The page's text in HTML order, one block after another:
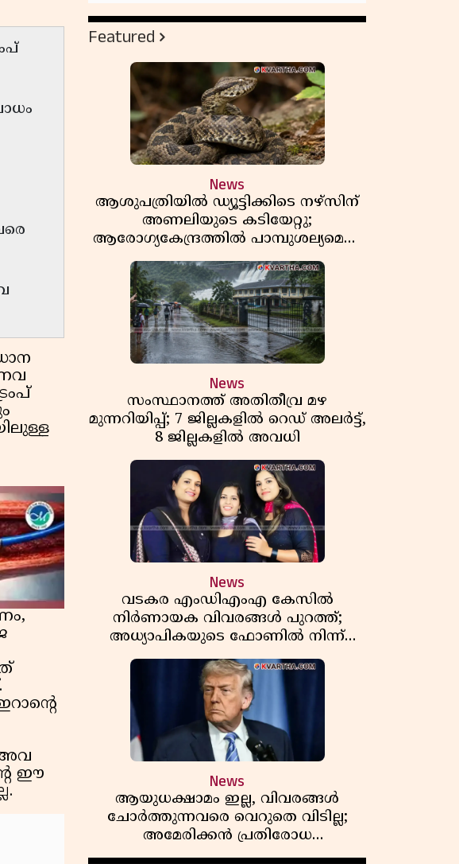
അവ
ഈ
Featured
News
ആശുപത്രിയിൽ ഡ്യൂട്ടിക്കിടെ നഴ്സിന്
അണലിയുടെ കടിയേറ്റു;
ആരോഗ്യകേന്ദ്രത്തിൽ പാമ്പുശല്യമെന്ന്
പരാതി
News
സംസ്ഥാനത്ത് അതിതീവ്ര മഴ
മുന്നറിയിപ്പ്; 7 ജില്ലകളിൽ റെഡ് അലർട്ട്,
8 ജില്ലകളിൽ അവധി
News
വടകര എംഡിഎംഎ കേസിൽ
നിർണായക വിവരങ്ങൾ പുറത്ത്;
അധ്യാപികയുടെ ഫോണിൽ നിന്ന്
ലഹരി ഇടപാട് ചാറ്റുകൾ കണ്ടെത്തി
News
ആയുധക്ഷാമം ഇല്ല, വിവരങ്ങൾ
ചോർത്തുന്നവരെ വെറുതെ വിടില്ല;
അമേരിക്കൻ പ്രതിരോധ
സെക്രട്ടറിയുമായി കൊമ്പുകോർത്ത്